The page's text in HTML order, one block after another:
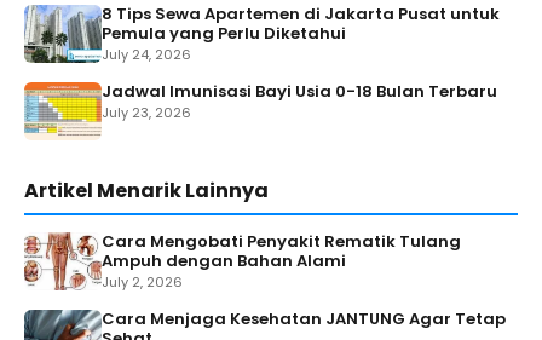
8 Tips Sewa Apartemen di Jakarta Pusat untuk
Pemula yang Perlu Diketahui
July 24, 2026
Jadwal Imunisasi Bayi Usia 0-18 Bulan Terbaru
July 23, 2026
Artikel Menarik Lainnya
Cara Mengobati Penyakit Rematik Tulang
Ampuh dengan Bahan Alami
July 2, 2026
Cara Menjaga Kesehatan JANTUNG Agar Tetap